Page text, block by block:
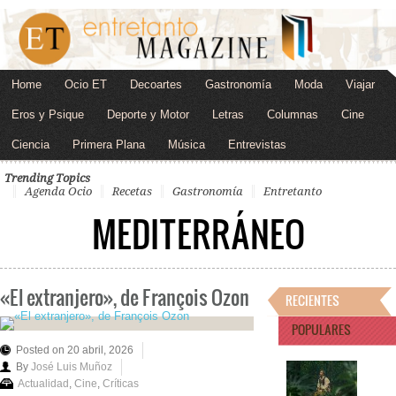
Home Ocio ET Decoartes Gastronomía Moda Viajar
Eros y Psique Deporte y Motor Letras Columnas Cine
Ciencia Primera Plana Música Entrevistas
Trending Topics
Agenda Ocio
Recetas Gastronomía Entretanto
MEDITERRÁNEO
«El extranjero», de François Ozon
Posted on 20 abril, 2026
By José Luis Muñoz
Actualidad Cine Críticas
RECIENTES
POPULARES